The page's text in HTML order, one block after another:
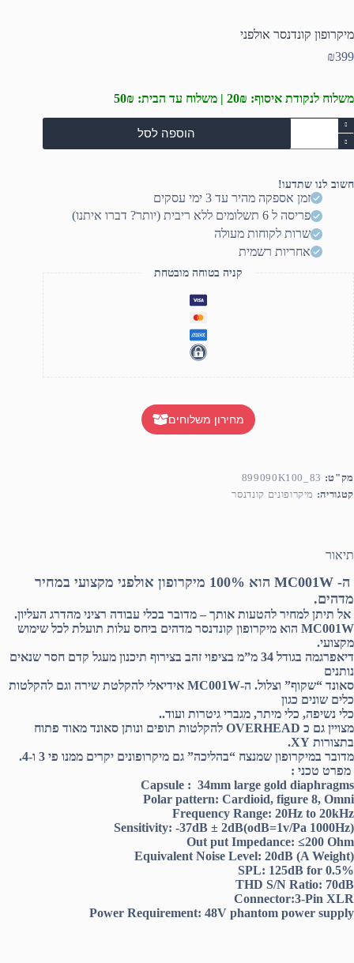
מיקרופון קונדנסר אולפני
₪399
משלוח לנקודת איסוף: 20₪ | משלוח עד הבית: 50₪
כמות
של
מיקרופון
הוספה לסל
חשוב לנו שתדעו!
זמן אספקה מהיר עד 3 ימי עסקים
פריסה ל 6 תשלומים ללא ריבית (יותר? דברו איתנו)
שרות לקוחות מעולה
אחריות רשמית
קניה בטוחה מובטחת
מחירון משלוחים
מק"ט: 899090K100_83
קטגוריה: מיקרופונים קונדנסר
תיאור
ה- MC001W הוא 100% מיקרופון אולפני מקצועי במחיר
מדהים.
אל תיתן למחיר להטעות אותך – מדובר בכלי עבודה רציני מהדרג העליון.
MC001W הוא מיקרופון קונדנסר מדהים ביחס עלות תועלת לכל שימוש
מקצועי.
דיאפרגמה בגודל 34 מ”מ בציפוי זהב בצירוף תיכנון מעגל קדם חסר שנאים
נותנים
סאונד “שקוף” וצלול. ה-MC001W אידיאלי להקלטת שירה וגם להקלטות
כלים שונים כגון
כלי נשיפה, כלי מיתר, מגברי גיטרות ועוד..
מצויין גם כ OVERHEAD להקלטות תופים ונותן סאונד מאוד פתוח
בתצורות XY.
מדובר במיקרופון שמנצח “בהליכה” גם מיקרופונים יקרים ממנו פי 3 ו-4.
מפרט טכני :
Capsule : 34mm large gold diaphragms
Polar pattern: Cardioid, figure 8, Omni
Frequency Range: 20Hz to 20kHz
(Sensitivity: -37dB ± 2dB(odB=1v/Pa 1000Hz
Out put Impedance: ≤200 Ohm
(Equivalent Noise Level: 20dB (A Weight
SPL: 125dB for 0.5%
THD S/N Ratio: 70dB
Connector:3-Pin XLR
Power Requirement: 48V phantom power supply